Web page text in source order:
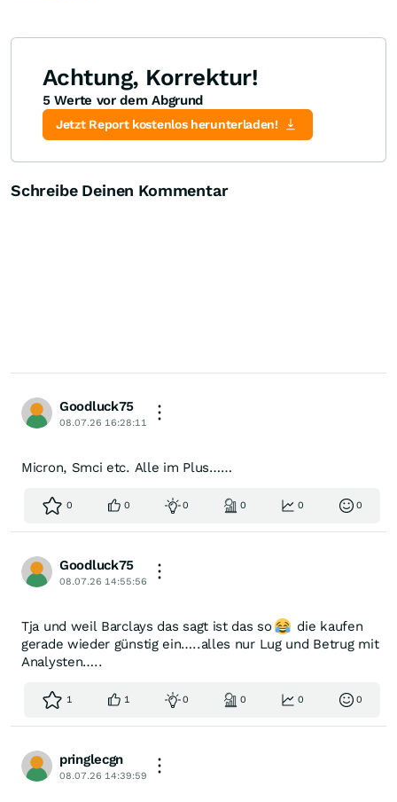
Knock-Out-Suche
Optionsschein-Suche
Zertifikate-Suche
Achtung, Korrektur!
5 Werte vor dem Abgrund
Jetzt Report kostenlos herunterladen!
Schreibe Deinen Kommentar
Goodluck75
08.07.26 16:28:11
Micron, Smci etc. Alle im Plus……
0 0 0 0 0 0
Goodluck75
08.07.26 14:55:56
Tja und weil Barclays das sagt ist das so
die kaufen
gerade wieder günstig ein…..alles nur Lug und Betrug mit
Analysten…..
1 1 0 0 0 0
pringlecgn
08.07.26 14:39:59